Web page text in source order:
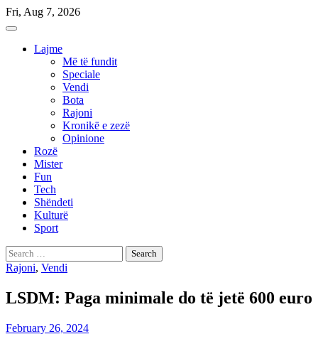
Skip
to
Fri, Aug 7, 2026
Lajme
Më të fundit
Speciale
Vendi
Bota
Rajoni
Kronikë e zezë
Opinione
Rozë
Mister
Fun
Tech
Shëndeti
Kulturë
Sport
Search
for:
Rajoni, Vendi
LSDM: Paga minimale do të jetë 600 euro
February 26, 2024